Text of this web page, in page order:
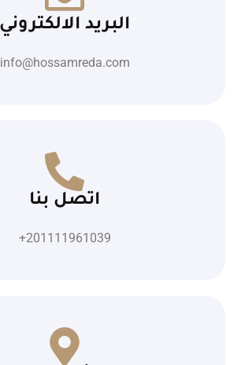
البريد الالكتروني
info@hossamreda.com
اتصل بنا
201111961039+